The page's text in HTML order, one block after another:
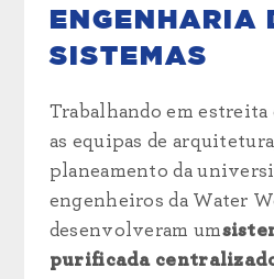
ENGENHARIA
SISTEMAS
Trabalhando em estreita
as equipas de
planeamento da
engenheiros da Water
desenvolveram um
purificada